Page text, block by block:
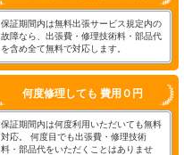
保証期間内は無料出張サービス規定内の
故障なら、出張費・修理技術料・部品代
を含め全て無料で対応します。
何度修理しても 費用０円
保証期間内は何度利用いただいても無料
対応。 何度目でも出張費・修理技術
料・部品代をいただくことはありませ